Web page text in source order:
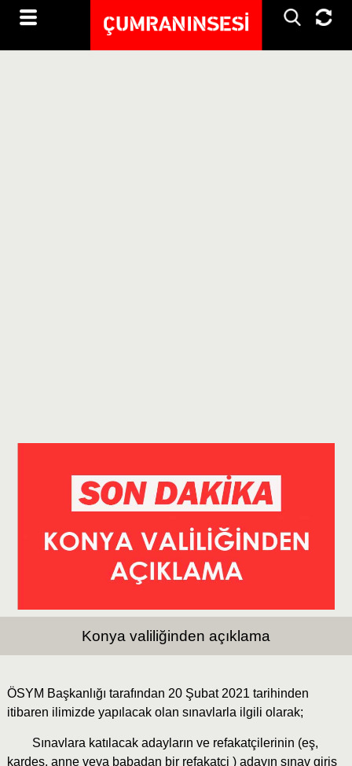
Konya valiliğinden açıklama
ÖSYM Başkanlığı tarafından 20 Şubat 2021 tarihinden
itibaren ilimizde yapılacak olan sınavlarla ilgili olarak;
Sınavlara katılacak adayların ve refakatçilerinin (eş,
kardeş, anne veya babadan bir refakatçi ) adayın sınav giriş